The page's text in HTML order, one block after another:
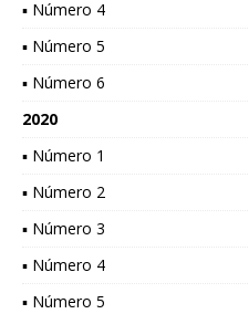
▪ Número 4
▪ Número 5
▪ Número 6
2020
▪ Número 1
▪ Número 2
▪ Número 3
▪ Número 4
▪ Número 5